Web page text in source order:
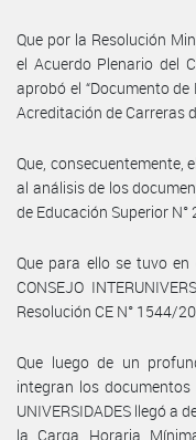
Que por la Resolución
el Acuerdo Plenario del
aprobó el “Documento
Acreditación de Carreras
Que, consecuentemente,
al análisis de los
de Educación Superior
Que para ello se tuvo
CONSEJO
Resolución CE N° 1544/20.
Que luego de un
integran los documentos
UNIVERSIDADES llegó a
la Carga Horaria